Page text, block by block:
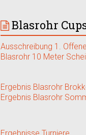
Blasrohr
Ausschreibung 1.
Blasrohr 10 Meter
Ergebnis Blasrohr
Ergebnis Blasrohr